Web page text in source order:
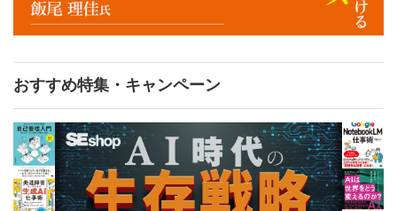
おすすめ特集・キャンペーン